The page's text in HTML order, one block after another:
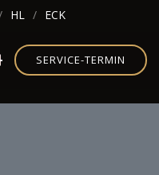
HL ECK
SERVICE-TERMIN